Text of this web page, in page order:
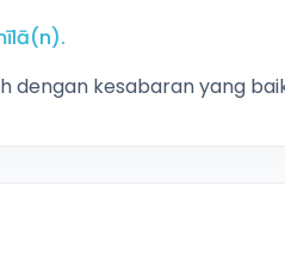
dengan kesabaran yang